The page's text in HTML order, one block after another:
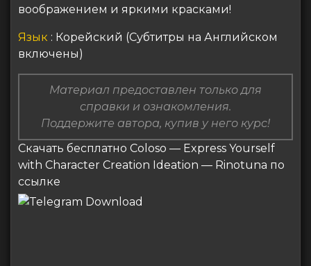
воображением и яркими красками!
Язык : Корейский (Субтитры на Английском
включены)
Материал предоставлен только для
справки и ознакомления.
Поддержите автора, купив у него курс!
Скачать бесплатно Coloso — Express Yourself
with Character Creation Ideation — Rinotuna по
ссылке